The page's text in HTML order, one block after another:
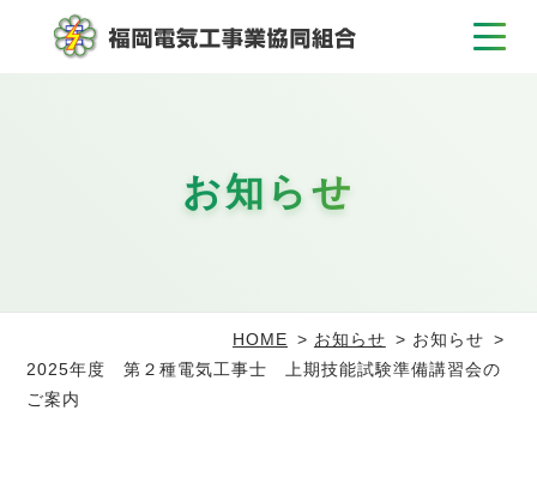
お知らせ
HOME お知らせ
お知らせ
2025年度 第２種電気工事士 上期技能試験準備講習会の
ご案内